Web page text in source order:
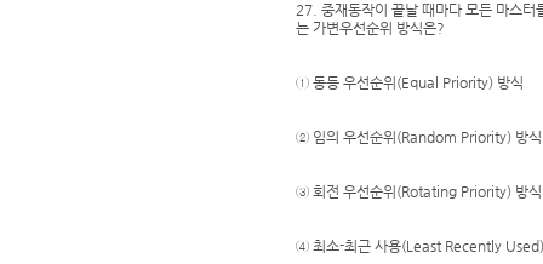
27. 중재동작이 끝날 때마다 모든 마스터
는 가변우선순위 방식은?
① 동등 우선순위(Equal Priority) 방식
② 임의 우선순위(Random Priority) 방식
③ 회전 우선순위(Rotating Priority) 방식
④ 최소-최근 사용(Least Recently